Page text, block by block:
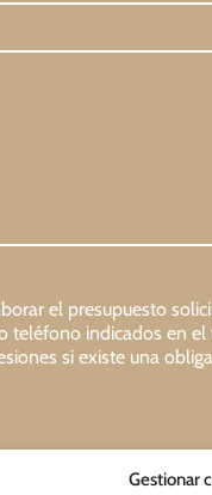
Gestionar
el presupuesto
teléfono indicados en
si existe una